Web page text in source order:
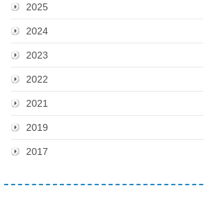
2025
2024
2023
2022
2021
2019
2017